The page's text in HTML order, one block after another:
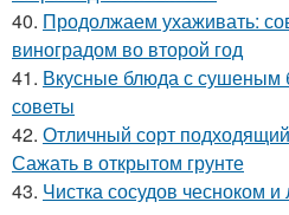
40. Продолжаем ухаживать:
виноградом во второй год
41. Вкусные блюда с сушеным
советы
42. Отличный сорт
Сажать в открытом грунте
43. Чистка сосудов чесноком